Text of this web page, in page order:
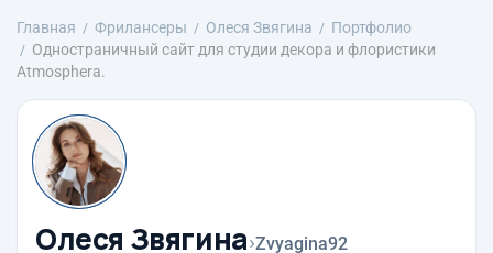
Главная Фрилансеры Олеся Звягина
Портфолио
Одностраничный сайт для студии декора и флористики
Atmosphera.
Олеся Звягина›Zvyagina92